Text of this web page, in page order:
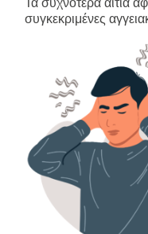
Τα συχνότερα αίτια
συγκεκριμένες